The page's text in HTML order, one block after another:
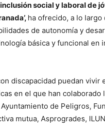
social y laboral de
ha ofrecido, a lo largo
de autonomía y
básica y funcional en
discapacidad puedan vivir
en el que han colaborado
de Peligros,
mutua, Asprogrades,